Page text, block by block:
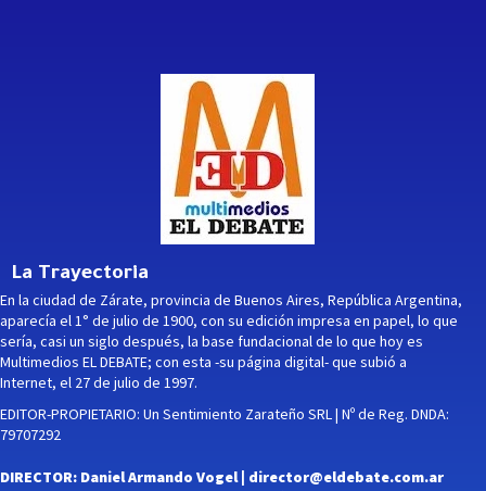
La Trayectoria
En la ciudad de Zárate, provincia de Buenos Aires, República Argentina,
aparecía el 1° de julio de 1900, con su edición impresa en papel, lo que
sería, casi un siglo después, la base fundacional de lo que hoy es
Multimedios EL DEBATE; con esta -su página digital- que subió a
Internet, el 27 de julio de 1997.
EDITOR-PROPIETARIO: Un Sentimiento Zarateño SRL | Nº de Reg. DNDA:
79707292
DIRECTOR: Daniel Armando Vogel | director@eldebate.com.ar